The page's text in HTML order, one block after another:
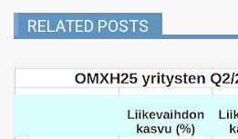
RELATED POSTS